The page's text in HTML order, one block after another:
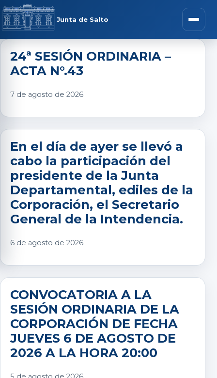
Saltar al contenido
Junta de Salto Abrir
menú
24ª SESIÓN ORDINARIA –
ACTA N°.43
7 de agosto de 2026
En el día de ayer se llevó a
cabo la participación del
presidente de la Junta
Departamental, ediles de la
Corporación, el Secretario
General de la Intendencia.
6 de agosto de 2026
CONVOCATORIA A LA
SESIÓN ORDINARIA DE LA
CORPORACIÓN DE FECHA
JUEVES 6 DE AGOSTO DE
2026 A LA HORA 20:00